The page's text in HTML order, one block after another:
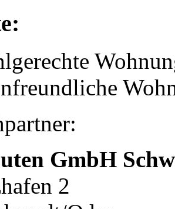
GmbH
2